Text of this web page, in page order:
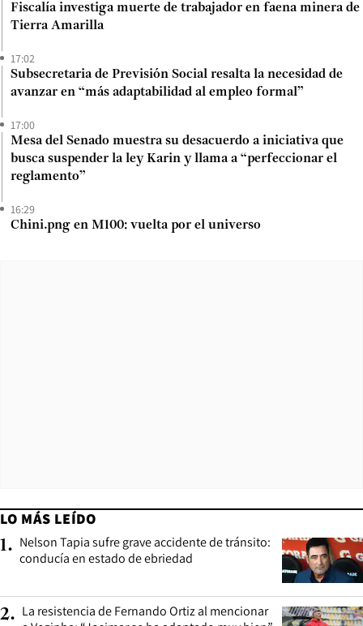
Fiscalía investiga muerte de trabajador en faena minera de
Tierra Amarilla
17:02
Subsecretaria de Previsión Social resalta la necesidad de
avanzar en “más adaptabilidad al empleo formal”
17:00
Mesa del Senado muestra su desacuerdo a iniciativa que
busca suspender la ley Karin y llama a “perfeccionar el
reglamento”
16:29
Chini.png en M100: vuelta por el universo
LO MÁS LEÍDO
1. Nelson Tapia sufre grave accidente de tránsito:
conducía en estado de ebriedad
2. La resistencia de Fernando Ortiz al mencionar